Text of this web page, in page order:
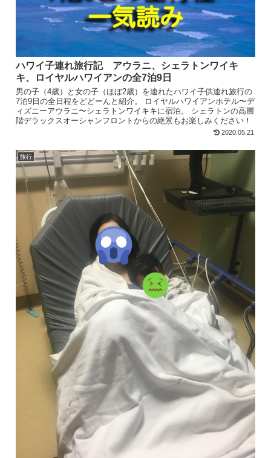
ハワイ子連れ旅行記 アウラニ、シェラトンワイキ
キ、ロイヤルハワイアンの全7泊9日
男の子（4歳）と女の子（ほぼ2歳）を連れたハワイ子供連れ旅行の
7泊9日の全日程をどどーんと紹介。 ロイヤルハワイアンホテル〜デ
ィズニーアウラニ〜シェラトンワイキキに宿泊。 シェラトンの高層
階デラックスオーシャンフロントからの絶景もお楽しみください！
2020.05.21
旅行